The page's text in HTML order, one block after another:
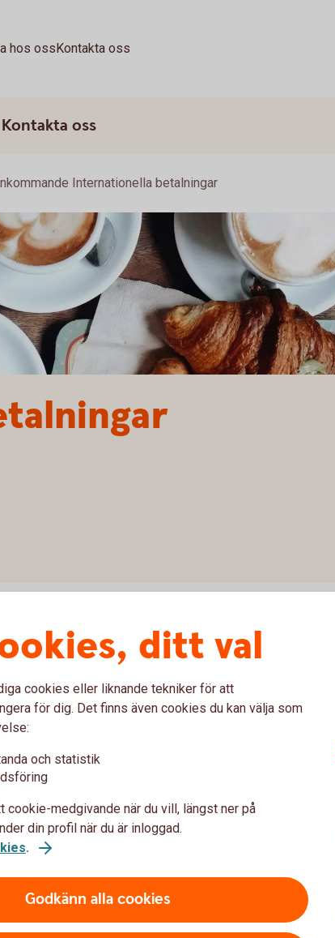
hos ossKontakta oss
Kontakta oss
Internationella betalningar
känna sig trygg med
snabbaste och säkraste sättet att ta
IBAN
Som
BIC på de
IBAN och
ditt val
cookies eller liknande tekniker för att
för dig. Det finns även cookies du kan välja som
och statistik
cookie-medgivande när du vill, längst ner på
din profil när du är inloggad.
.
Godkänn alla cookies